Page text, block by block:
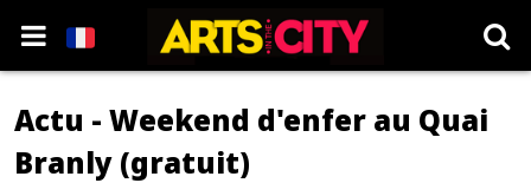
Actu - Weekend d'enfer au Quai
Branly (gratuit)